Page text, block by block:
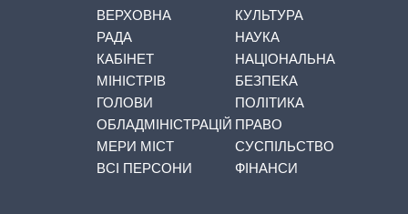
ВЕРХОВНА
РАДА
КАБІНЕТ
МІНІСТРІВ
ГОЛОВИ
ОБЛАДМІНІСТРАЦІЙ
МЕРИ МІСТ
ВСІ ПЕРСОНИ
КУЛЬТУРА
НАУКА
НАЦІОНАЛЬНА
БЕЗПЕКА
ПОЛІТИКА
ПРАВО
СУСПІЛЬСТВО
ФІНАНСИ